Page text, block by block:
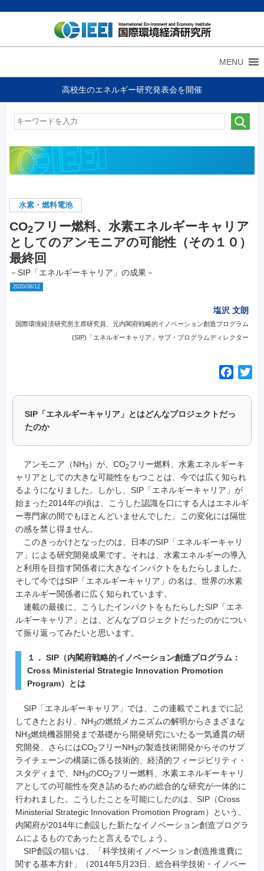
MENU
高校生のエネルギー研究発表会を開催
水素・燃料電池
CO2フリー燃料、水素エネルギーキャリア
としてのアンモニアの可能性（その１０）
最終回
－SIP「エネルギーキャリア」の成果－
2020/08/12
塩沢 文朗
国際環境経済研究所主席研究員、元内閣府戦略的イノベーション創造プログラム
(SIP)「エネルギーキャリア」サブ・プログラムディレクター
e
SIP「エネルギーキャリア」とはどんなプロジェクトだっ
たのか
アンモニア（NH3）が、CO2フリー燃料、水素エネルギーキ
ャリアとしての大きな可能性をもつことは、今では広く知られ
るようになりました。しかし、SIP「エネルギーキャリア」が
始まった2014年の頃は、こうした認識を口にする人はエネルギ
ー専門家の間でもほとんどいませんでした。この変化には隔世
の感を禁じ得ません。
このきっかけとなったのは、日本のSIP「エネルギーキャリ
ア」による研究開発成果です。それは、水素エネルギーの導入
と利用を目指す関係者に大きなインパクトをもたらしました。
そして今ではSIP「エネルギーキャリア」の名は、世界の水素
エネルギー関係者に広く知られています。
連載の最後に、こうしたインパクトをもたらしたSIP「エネ
ルギーキャリア」とは、どんなプロジェクトだったのかについ
て振り返ってみたいと思います。
１． SIP（内閣府戦略的イノベーション創造プログラム：
Cross Ministerial Strategic Innovation Promotion
Program）とは
SIP「エネルギーキャリア」では、この連載でこれまでに記
してきたとおり、NH3の燃焼メカニズムの解明からさまざまな
NH3燃焼機器開発まで基礎から開発研究にいたる一気通貫の研
究開発、さらにはCO2フリーNH3の製造技術開発からそのサプ
ライチェーンの構築に係る技術的、経済的フィージビリティ・
スタディまで、NH3のCO2フリー燃料、水素エネルギーキャリ
アとしての可能性を突き詰めるための総合的な研究が一体的に
行われました。こうしたことを可能にしたのは、SIP（Cross
Ministerial Strategic Innovation Promotion Program）という、
内閣府が2014年に創設した新たなイノベーション創造プログラ
ムによるものであったと言えるでしょう。
SIP創設の狙いは、「科学技術イノベーション創造推進費に
関する基本方針」（2014年5月23日、総合科学技術・イノベー